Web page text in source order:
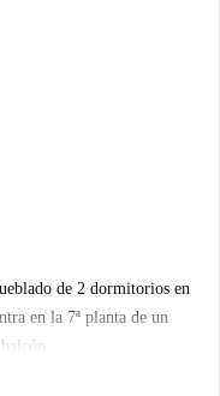
de 2 dormitorios en
en la 7ª planta de un